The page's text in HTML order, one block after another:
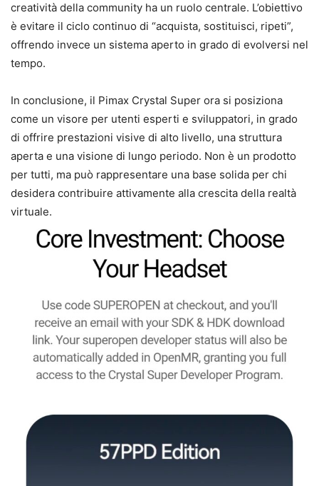
creatività della community ha un ruolo centrale. L’obiettivo
è evitare il ciclo continuo di “acquista, sostituisci, ripeti”,
offrendo invece un sistema aperto in grado di evolversi nel
tempo.
In conclusione, il Pimax Crystal Super ora si posiziona
come un visore per utenti esperti e sviluppatori, in grado
di offrire prestazioni visive di alto livello, una struttura
aperta e una visione di lungo periodo. Non è un prodotto
per tutti, ma può rappresentare una base solida per chi
desidera contribuire attivamente alla crescita della realtà
virtuale.